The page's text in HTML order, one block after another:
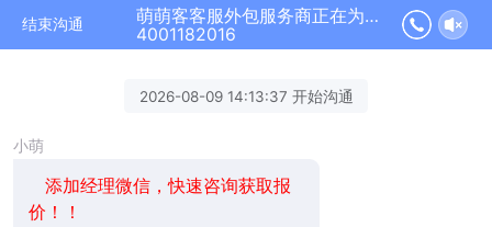
结束沟通
萌萌客客服外包服务商正在为您服务
4001182016
2026-08-09 14:13:37 开始沟通
小萌
添加经理微信，快速咨询获取报
价！！